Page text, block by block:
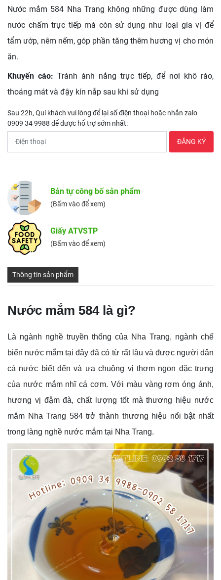
Nước mắm 584 Nha Trang không những được dùng làm
nước chấm trực tiếp mà còn sử dụng như loại gia vị để
tẩm ướp, nêm nếm, góp phần tăng thêm hương vị cho món
ăn.
Khuyến cáo: Tránh ánh nắng trực tiếp, để nơi khô ráo,
thoáng mát và đậy kín nắp sau khi sử dụng
Sau 22h, Quí khách vui lòng để lại số điện thoại hoặc nhắn zalo
0909 34 9988 để được hổ trợ sớm nhất:
Bản tự công bố sản phẩm
(Bấm vào để xem)
Giấy ATVSTP
(Bấm vào để xem)
Thông tin sản phẩm
Nước mắm 584 là gì?
Là ngành nghề truyền thống của Nha Trang, ngành chế
biến nước mắm tại đây đã có từ rất lâu và được người dân
cả nước biết đến và ưa chuộng vị thơm ngon đặc trưng
của nước mắm nhĩ cá cơm. Với màu vàng rơm óng ánh,
hương vị đậm đà, chất lượng tốt mà thương hiệu nước
mắm Nha Trang 584 trở thành thương hiệu nổi bật nhất
trong làng nghề nước mắm tại Nha Trang.